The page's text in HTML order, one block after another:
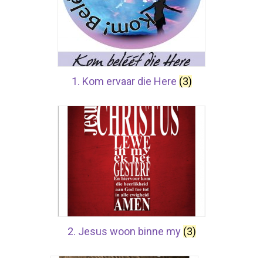
1. Kom ervaar die Here (3)
2. Jesus woon binne my (3)